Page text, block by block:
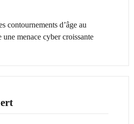
contournements d’âge au
menace cyber croissante